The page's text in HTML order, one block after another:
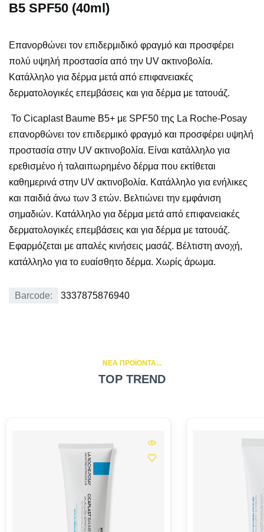
B5 SPF50 (40ml)
Επανορθώνει τον επιδερμιδικό φραγμό και προσφέρει
πολύ υψηλή προστασία από την UV ακτινοβολία.
Κατάλληλο για δέρμα μετά από επιφανειακές
δερματολογικές επεμβάσεις και για δέρμα με τατουάζ.
To Cicaplast Baume B5+ με SPF50 της La Roche-Posay
επανορθώνει τον επιδερμικό φραγμό και προσφέρει υψηλή
προστασία στην UV ακτινοβολία. Είναι κατάλληλο για
ερεθισμένο ή ταλαιπωρημένο δέρμα που εκτίθεται
καθημερινά στην UV ακτινοβολία. Κατάλληλο για ενήλικες
και παιδιά άνω των 3 ετών. Βελτιώνει την εμφάνιση
σημαδιών. Κατάλληλο για δέρμα μετά από επιφανειακές
δερματολογικές επεμβάσεις και για δέρμα με τατουάζ.
Εφαρμόζεται με απαλές κινήσεις μασάζ. Βέλτιστη ανοχή,
κατάλληλο για το ευαίσθητο δέρμα. Χωρίς άρωμα.
Barcode: 3337875876940
NEA ΠΡΟΪΟΝΤΑ...
TOP TREND